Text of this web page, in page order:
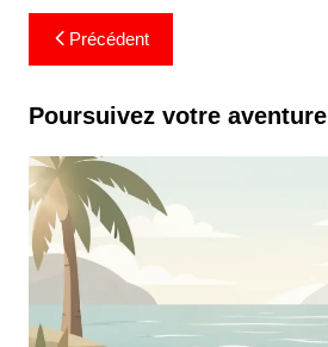
Navigation
de
l’article
Précédent
Poursuivez votre aventure